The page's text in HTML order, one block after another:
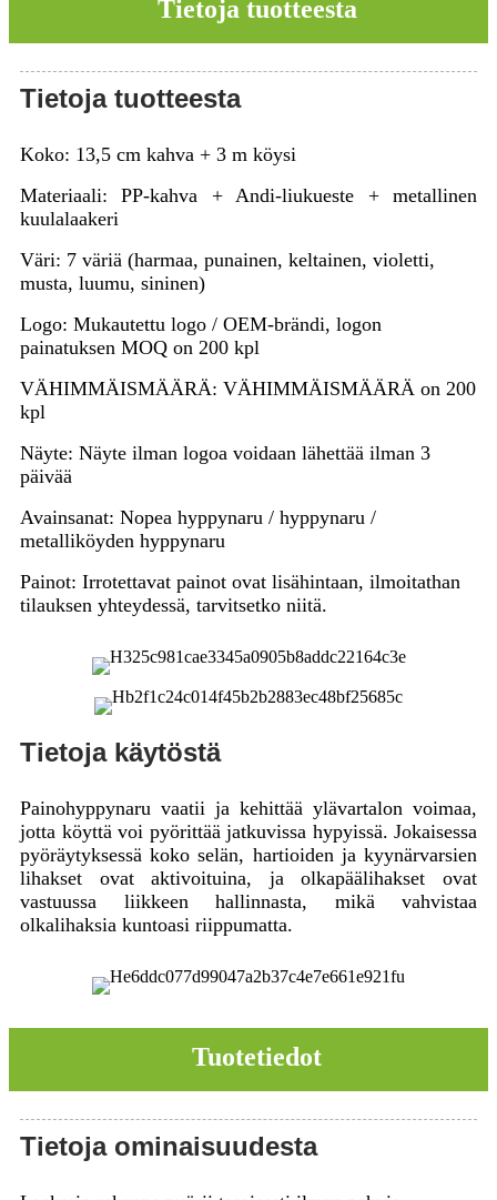
Tietoja tuotteesta
Tietoja tuotteesta
Koko: 13,5 cm kahva + 3 m köysi
Materiaali: PP-kahva + Andi-liukueste + metallinen
kuulalaakeri
Väri: 7 väriä (harmaa, punainen, keltainen, violetti,
musta, luumu, sininen)
Logo: Mukautettu logo / OEM-brändi, logon
painatuksen MOQ on 200 kpl
VÄHIMMÄISMÄÄRÄ: VÄHIMMÄISMÄÄRÄ on 200
kpl
Näyte: Näyte ilman logoa voidaan lähettää ilman 3
päivää
Avainsanat: Nopea hyppynaru / hyppynaru /
metalliköyden hyppynaru
Painot: Irrotettavat painot ovat lisähintaan, ilmoitathan
tilauksen yhteydessä, tarvitsetko niitä.
Tietoja käytöstä
Painohyppynaru vaatii ja kehittää ylävartalon voimaa,
jotta köyttä voi pyörittää jatkuvissa hypyissä. Jokaisessa
pyöräytyksessä koko selän, hartioiden ja kyynärvarsien
lihakset ovat aktivoituina, ja olkapäälihakset ovat
vastuussa liikkeen hallinnasta, mikä vahvistaa
olkalihaksia kuntoasi riippumatta.
Tuotetiedot
Tietoja ominaisuudesta